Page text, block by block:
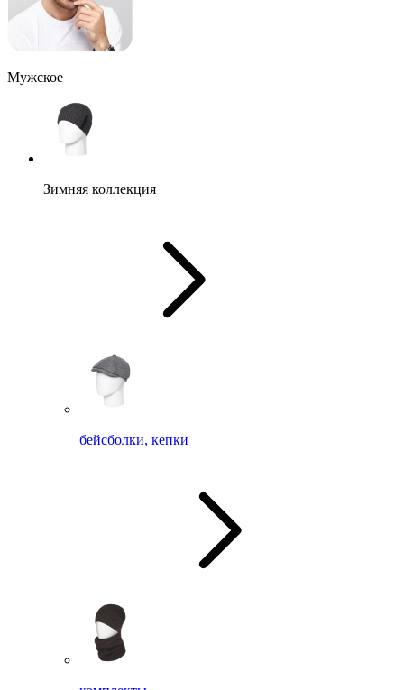
Мужское
Зимняя коллекция
бейсболки, кепки